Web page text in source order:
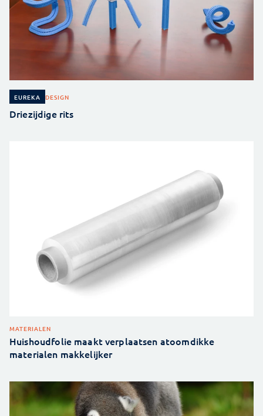
EUREKA DESIGN
Driezijdige rits
MATERIALEN
Huishoudfolie maakt verplaatsen atoomdikke
materialen makkelijker